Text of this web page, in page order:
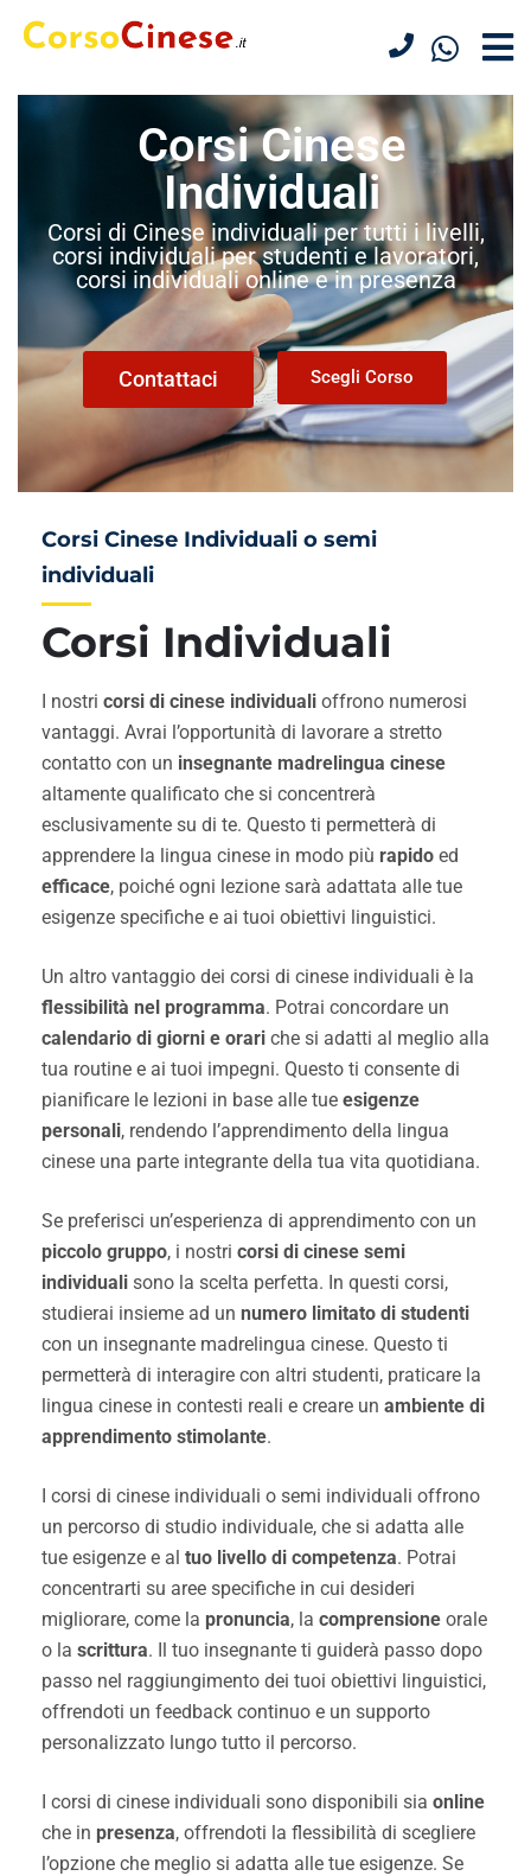
Corsi Cinese
Individuali
Corsi di Cinese individuali per tutti i livelli,
corsi individuali per studenti e lavoratori,
corsi individuali online e in presenza
Contattaci Scegli Corso
Corsi Individuali
Corsi Cinese Individuali o semi
individuali
I nostri corsi di cinese individuali offrono numerosi
vantaggi. Avrai l’opportunità di lavorare a stretto
contatto con un insegnante madrelingua cinese
altamente qualificato che si concentrerà
esclusivamente su di te. Questo ti permetterà di
apprendere la lingua cinese in modo più rapido ed
efficace, poiché ogni lezione sarà adattata alle tue
esigenze specifiche e ai tuoi obiettivi linguistici.
Un altro vantaggio dei corsi di cinese individuali è la
flessibilità nel programma. Potrai concordare un
calendario di giorni e orari che si adatti al meglio alla
tua routine e ai tuoi impegni. Questo ti consente di
pianificare le lezioni in base alle tue esigenze
personali, rendendo l’apprendimento della lingua
cinese una parte integrante della tua vita quotidiana.
Se preferisci un’esperienza di apprendimento con un
piccolo gruppo, i nostri corsi di cinese semi
individuali sono la scelta perfetta. In questi corsi,
studierai insieme ad un numero limitato di studenti
con un insegnante madrelingua cinese. Questo ti
permetterà di interagire con altri studenti, praticare la
lingua cinese in contesti reali e creare un ambiente di
apprendimento stimolante.
I corsi di cinese individuali o semi individuali offrono
un percorso di studio individuale, che si adatta alle
tue esigenze e al tuo livello di competenza. Potrai
concentrarti su aree specifiche in cui desideri
migliorare, come la pronuncia, la comprensione orale
o la scrittura. Il tuo insegnante ti guiderà passo dopo
passo nel raggiungimento dei tuoi obiettivi linguistici,
offrendoti un feedback continuo e un supporto
personalizzato lungo tutto il percorso.
I corsi di cinese individuali sono disponibili sia online
che in presenza, offrendoti la flessibilità di scegliere
l’opzione che meglio si adatta alle tue esigenze. Se